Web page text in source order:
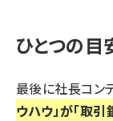
ひとつの目
最後に社長コン
ウハウ」が「取